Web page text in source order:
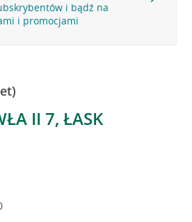
i bądź na
i promocjami
II 7, ŁASK